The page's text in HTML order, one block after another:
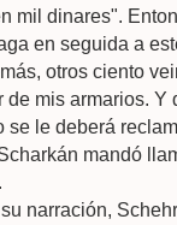
mil dinares".
en seguida a
otros ciento
de mis armarios.
se le deberá
mandó
narración,